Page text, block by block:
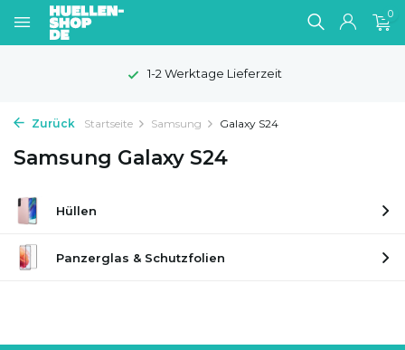
0
1-2 Werktage Lieferzeit
Zurück Startseite Samsung Galaxy S24
Samsung Galaxy S24
Hüllen
Panzerglas & Schutzfolien